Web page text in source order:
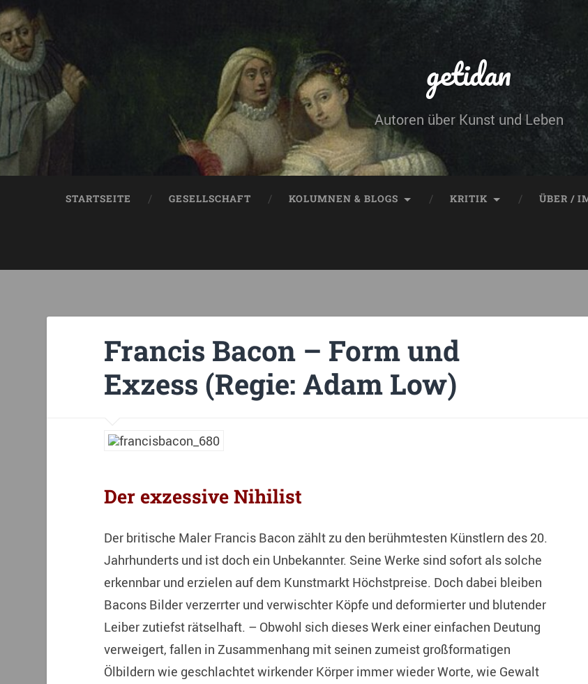
getidan
Autoren über Kunst und Leben
STARTSEITE GESELLSCHAFT KOLUMNEN & BLOGS KRITIK ÜBER /
Francis Bacon – Form und
Exzess (Regie: Adam Low)
Der exzessive Nihilist
Der britische Maler Francis Bacon zählt zu den berühmtesten Künstlern des 20.
Jahrhunderts und ist doch ein Unbekannter. Seine Werke sind sofort als solche
erkennbar und erzielen auf dem Kunstmarkt Höchstpreise. Doch dabei bleiben
Bacons Bilder verzerrter und verwischter Köpfe und deformierter und blutender
Leiber zutiefst rätselhaft. – Obwohl sich dieses Werk einer einfachen Deutung
verweigert, fallen in Zusammenhang mit seinen zumeist großformatigen
Ölbildern wie geschlachtet wirkender Körper immer wieder Worte, wie Gewalt